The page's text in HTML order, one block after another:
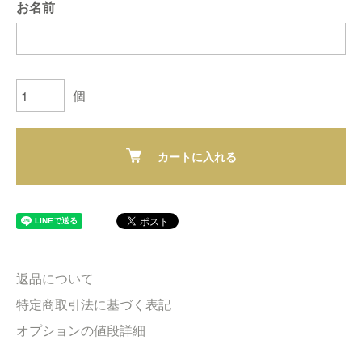
お名前
個
カートに入れる
返品について
特定商取引法に基づく表記
オプションの値段詳細